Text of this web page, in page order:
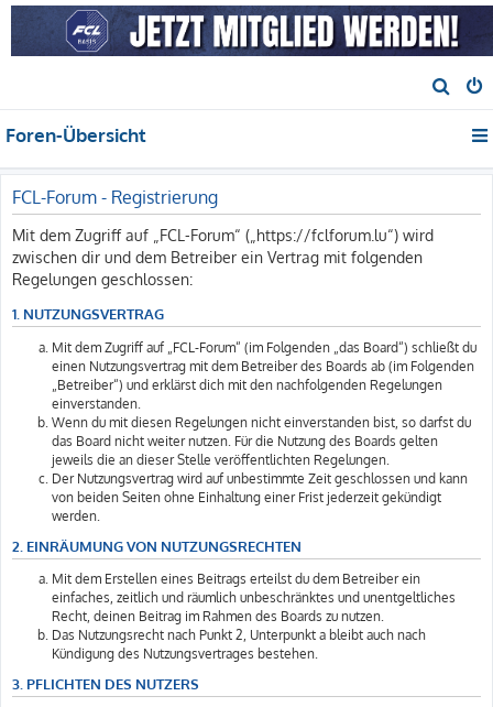
u
h
Foren-Übersicht
FCL-Forum - Registrierung
Mit dem Zugriff auf „FCL-Forum“ („https://fclforum.lu“) wird
zwischen dir und dem Betreiber ein Vertrag mit folgenden
Regelungen geschlossen:
1. NUTZUNGSVERTRAG
Mit dem Zugriff auf „FCL-Forum“ (im Folgenden „das Board“) schließt du
einen Nutzungsvertrag mit dem Betreiber des Boards ab (im Folgenden
„Betreiber“) und erklärst dich mit den nachfolgenden Regelungen
einverstanden.
Wenn du mit diesen Regelungen nicht einverstanden bist, so darfst du
das Board nicht weiter nutzen. Für die Nutzung des Boards gelten
jeweils die an dieser Stelle veröffentlichten Regelungen.
Der Nutzungsvertrag wird auf unbestimmte Zeit geschlossen und kann
von beiden Seiten ohne Einhaltung einer Frist jederzeit gekündigt
werden.
2. EINRÄUMUNG VON NUTZUNGSRECHTEN
Mit dem Erstellen eines Beitrags erteilst du dem Betreiber ein
einfaches, zeitlich und räumlich unbeschränktes und unentgeltliches
Recht, deinen Beitrag im Rahmen des Boards zu nutzen.
Das Nutzungsrecht nach Punkt 2, Unterpunkt a bleibt auch nach
Kündigung des Nutzungsvertrages bestehen.
3. PFLICHTEN DES NUTZERS